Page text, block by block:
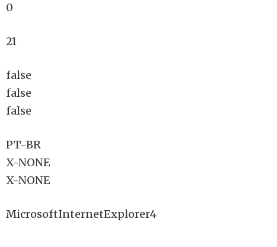
0
21
false
false
false
PT-BR
X-NONE
X-NONE
MicrosoftInternetExplorer4